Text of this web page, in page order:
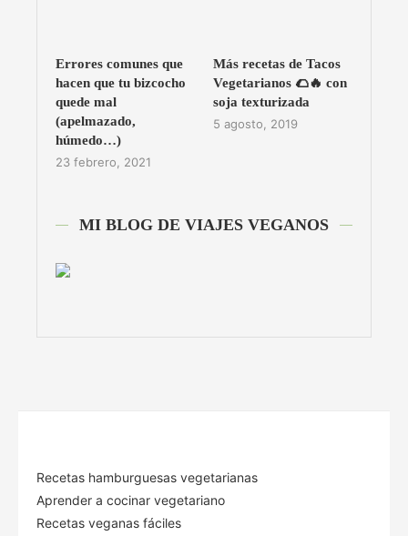
Errores comunes que
hacen que tu bizcocho
quede mal
(apelmazado,
húmedo…)
23 febrero, 2021
Más recetas de Tacos
Vegetarianos 🌮🔥 con
soja texturizada
5 agosto, 2019
MI BLOG DE VIAJES VEGANOS
Recetas hamburguesas vegetarianas
Aprender a cocinar vegetariano
Recetas veganas fáciles